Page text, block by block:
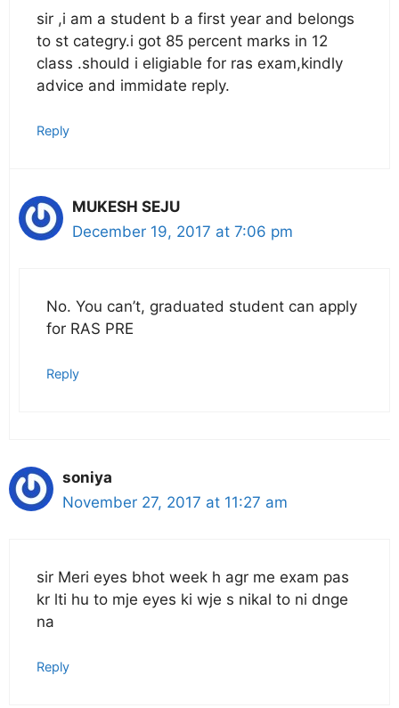
sir ,i am a student b a first year and belongs
to st categry.i got 85 percent marks in 12
class .should i eligiable for ras exam,kindly
advice and immidate reply.
Reply
MUKESH SEJU
December 19, 2017 at 7:06 pm
No. You can’t, graduated student can apply
for RAS PRE
Reply
soniya
November 27, 2017 at 11:27 am
sir Meri eyes bhot week h agr me exam pas
kr lti hu to mje eyes ki wje s nikal to ni dnge
na
Reply